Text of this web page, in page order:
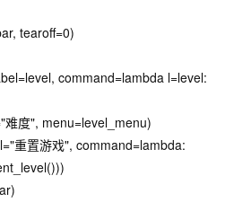
tearoff=0)
command=lambda l=level:
度", menu=level_menu)
重置游戏", command=lambda: